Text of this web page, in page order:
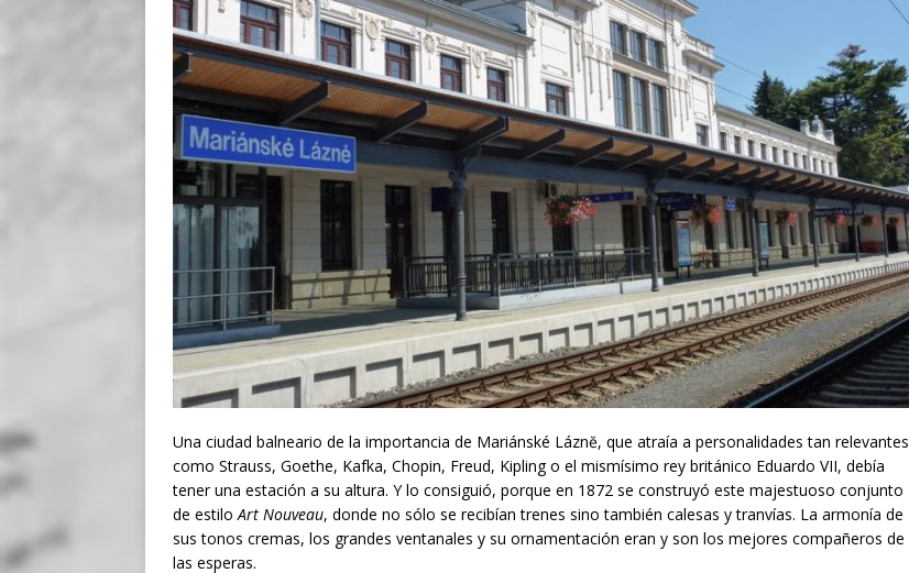
Una ciudad balneario de la importancia de Mariánské Láznĕ, que atraía a personalidades tan relevantes
como Strauss, Goethe, Kafka, Chopin, Freud, Kipling o el mismísimo rey británico Eduardo VII, debía
tener una estación a su altura. Y lo consiguió, porque en 1872 se construyó este majestuoso conjunto
de estiloArt Nouveau, donde no sólo se recibían trenes sino también calesas y tranvías. La armonía de
sus tonos cremas, los grandes ventanales y su ornamentación eran y son los mejores compañeros de
las esperas.